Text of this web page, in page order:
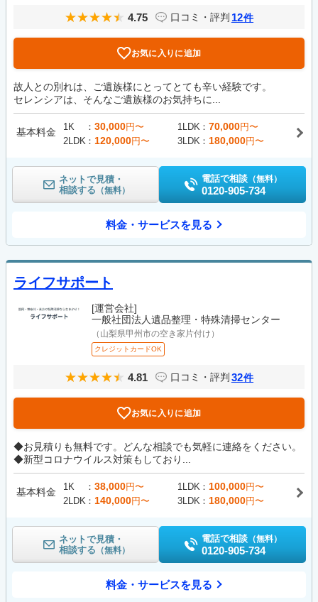
4.75 口コミ・評判 12件
お気に入りに追加
故人との別れは、ご遺族様にとってとても辛い経験です。
セレンシアは、そんなご遺族様のお気持ちに...
基本料金 1K 30,000円〜 1LDK 70,000円〜
2LDK
120,000円〜 3LDK 180,000円〜
ネットで見積・
相談する （無料）
電話で相談 （無料）
0120-905-734
料金・サービスを見る
ライフサポート
[運営会社]
一般社団法人遺品整理・特殊清掃センター
（山梨県甲州市の空き家片付け）
クレジットカードOK
4.81 口コミ・評判 32件
お気に入りに追加
◆お見積りも無料です。どんな相談でも気軽に連絡をください。
◆新型コロナウイルス対策もしており...
基本料金 1K 38,000円〜 1LDK 100,000円〜
2LDK
140,000円〜 3LDK 180,000円〜
ネットで見積・
相談する （無料）
電話で相談 （無料）
0120-905-734
料金・サービスを見る